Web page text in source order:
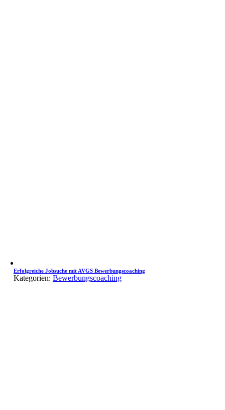
Erfolgreiche Jobsuche mit AVGS Bewerbungscoaching
Kategorien: Bewerbungscoaching